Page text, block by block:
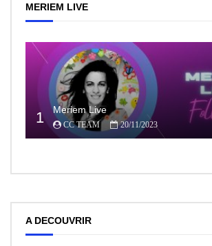
MERIEM LIVE
1 Meriem Live
CC TEAM 20/11/2023
A DECOUVRIR